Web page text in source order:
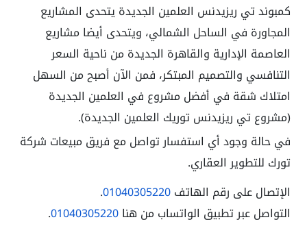
كمبوند تي ريزيدنس العلمين الجديدة يتحدى المشاريع
المجاورة في الساحل الشمالي، ويتحدى أيضا مشاريع
العاصمة الإدارية والقاهرة الجديدة من ناحية السعر
التنافسي والتصميم المبتكر، فمن الآن أصبح من السهل
امتلاك شقة في أفضل مشروع في العلمين الجديدة
(مشروع تي ريزيدنس توريك العلمين الجديدة).
في حالة وجود أي استفسار تواصل مع فريق مبيعات شركة
تورك للتطوير العقاري.
الإتصال على رقم الهاتف01040305220
.
التواصل عبر تطبيق الواتساب من هنا01040305220
.